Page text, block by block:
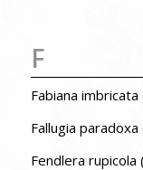
F
Fabiana imbricata
Fallugia
Fendlera